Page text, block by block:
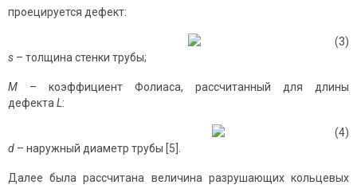
проецируется дефект:
(3)
s – толщина стенки трубы;
М – коэффициент Фолиаса, рассчитанный для длины
дефекта L:
(4)
d – наружный диаметр трубы [5].
Далее была рассчитана величина разрушающих кольцевых